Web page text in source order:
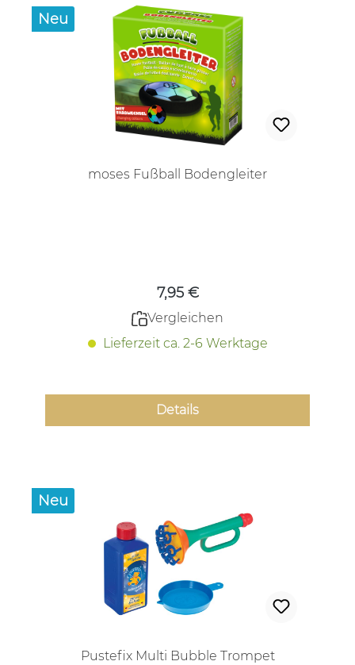
Neu
moses Fußball Bodengleiter
7,95 €
Vergleichen
Lieferzeit ca. 2-6 Werktage
Details
Neu
Pustefix Multi Bubble Trompet